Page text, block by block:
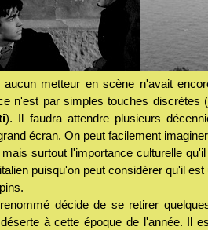
aucun metteur en scène n'avait
n'est par simples touches discrètes (
). Il faudra attendre plusieurs
écran. On peut facilement
surtout l'importance culturelle
puisqu'on peut considérer qu'il
décide de se retirer
à cette époque de l'année. Il